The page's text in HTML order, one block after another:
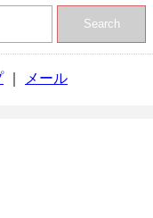
Search
｜ メール